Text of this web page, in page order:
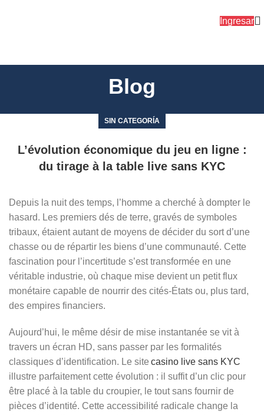
Ingresar
Blog
SIN CATEGORÍA
L’évolution économique du jeu en ligne :
du tirage à la table live sans KYC
Depuis la nuit des temps, l’homme a cherché à dompter le
hasard. Les premiers dés de terre, gravés de symboles
tribaux, étaient autant de moyens de décider du sort d’une
chasse ou de répartir les biens d’une communauté. Cette
fascination pour l’incertitude s’est transformée en une
véritable industrie, où chaque mise devient un petit flux
monétaire capable de nourrir des cités‑États ou, plus tard,
des empires financiers.
Aujourd’hui, le même désir de mise instantanée se vit à
travers un écran HD, sans passer par les formalités
classiques d’identification. Le site casino live sans KYC
illustre parfaitement cette évolution : il suffit d’un clic pour
être placé à la table du croupier, le tout sans fournir de
pièces d’identité. Cette accessibilité radicale change la